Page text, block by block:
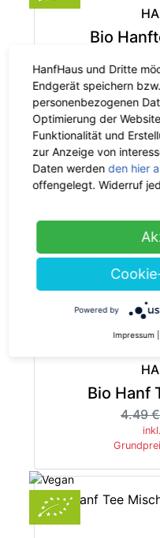
Bio
5.49 €
Bio Hanf
4.49 €
HanfHaus und Dritte
Endgerät speichern
personenbezogenen
Optimierung der
Funktionalität und
zur Anzeige von
Daten werdenden hier
offengelegt. Widerruf
Powered by
Impressum